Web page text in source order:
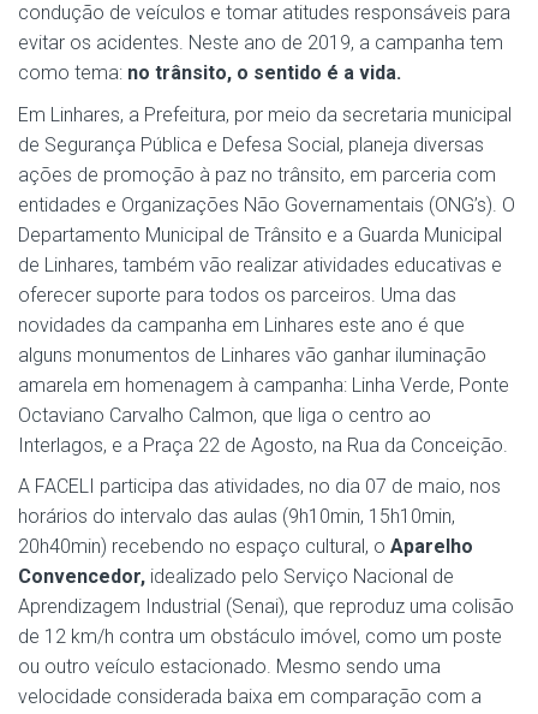
condução de veículos e tomar atitudes responsáveis para
evitar os acidentes. Neste ano de 2019, a campanha tem
como tema: no trânsito, o sentido é a vida.
Em Linhares, a Prefeitura, por meio da secretaria municipal
de Segurança Pública e Defesa Social, planeja diversas
ações de promoção à paz no trânsito, em parceria com
entidades e Organizações Não Governamentais (ONG’s). O
Departamento Municipal de Trânsito e a Guarda Municipal
de Linhares, também vão realizar atividades educativas e
oferecer suporte para todos os parceiros. Uma das
novidades da campanha em Linhares este ano é que
alguns monumentos de Linhares vão ganhar iluminação
amarela em homenagem à campanha: Linha Verde, Ponte
Octaviano Carvalho Calmon, que liga o centro ao
Interlagos, e a Praça 22 de Agosto, na Rua da Conceição.
A FACELI participa das atividades, no dia 07 de maio, nos
horários do intervalo das aulas (9h10min, 15h10min,
20h40min) recebendo no espaço cultural, o Aparelho
Convencedor, idealizado pelo Serviço Nacional de
Aprendizagem Industrial (Senai), que reproduz uma colisão
de 12 km/h contra um obstáculo imóvel, como um poste
ou outro veículo estacionado. Mesmo sendo uma
velocidade considerada baixa em comparação com a